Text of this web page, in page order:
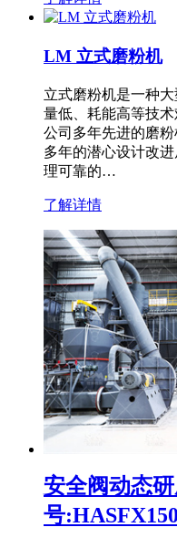
LM 立式磨粉机
立式磨粉机是一种
量低、耗能高等技
公司多年先进的磨
多年的潜心设计改
理可靠的…
了解详情
安全阀动态
号